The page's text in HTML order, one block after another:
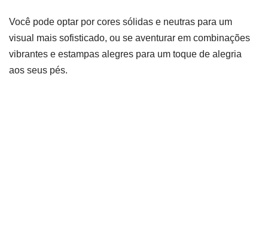
Você pode optar por cores sólidas e neutras para um
visual mais sofisticado, ou se aventurar em combinações
vibrantes e estampas alegres para um toque de alegria
aos seus pés.